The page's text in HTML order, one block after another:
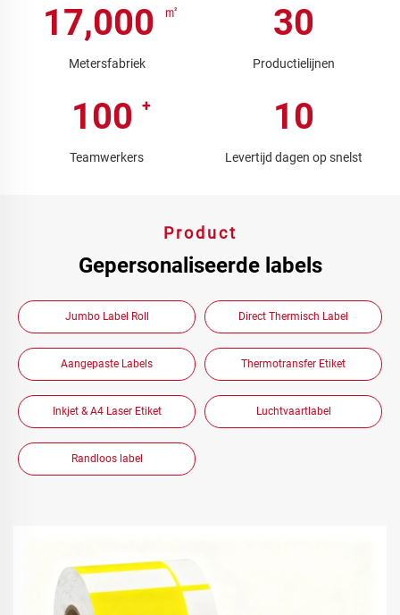
17,000
Metersfabriek
30
Productielijnen
100
Teamwerkers
10
Levertijd dagen op snelst
Product
Gepersonaliseerde labels
Jumbo Label Roll Direct Thermisch Label
Aangepaste Labels Thermotransfer Etiket
Inkjet & A4 Laser Etiket Luchtvaartlabel
Randloos label